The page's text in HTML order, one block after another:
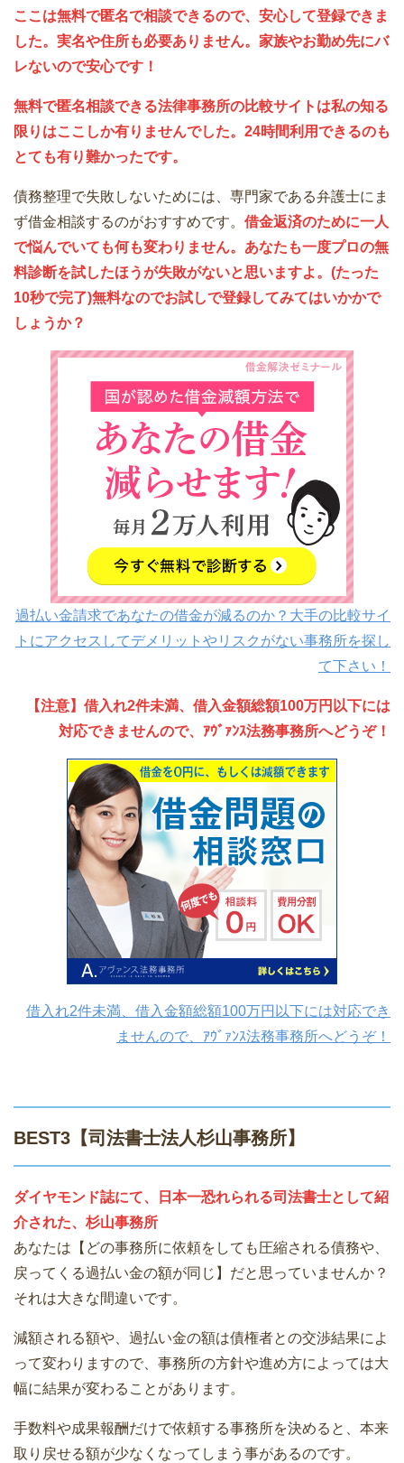
ここは無料で匿名で相談できるので、安心して登録できま
した。実名や住所も必要ありません。家族やお勤め先にバ
レないので安心です！
無料で匿名相談できる法律事務所の比較サイトは私の知る
限りはここしか有りませんでした。24時間利用できるのも
とても有り難かったです。
債務整理で失敗しないためには、専門家である弁護士にま
ず借金相談するのがおすすめです。 借金返済のために一人
で悩んでいても何も変わりません。あなたも一度プロの無
料診断を試したほうが失敗がないと思いますよ。(たった
10秒で完了)無料なのでお試しで登録してみてはいかかで
しょうか？
過払い金請求であなたの借金が減るのか？大手の比較サイ
トにアクセスしてデメリットやリスクがない事務所を探し
て下さい！
【注意】借入れ2件未満、借入金額総額100万円以下には
対応できませんので、ｱｳﾞｧﾝｽ法務事務所へどうぞ！
借入れ2件未満、借入金額総額100万円以下には対応でき
ませんので、ｱｳﾞｧﾝｽ法務事務所へどうぞ！
BEST3【司法書士法人杉山事務所】
ダイヤモンド誌にて、日本一恐れられる司法書士として紹
介された、杉山事務所
あなたは【どの事務所に依頼をしても圧縮される債務や、
戻ってくる過払い金の額が同じ】だと思っていませんか？
それは大きな間違いです。
減額される額や、過払い金の額は債権者との交渉結果によ
って変わりますので、事務所の方針や進め方によっては大
幅に結果が変わることがあります。
手数料や成果報酬だけで依頼する事務所を決めると、本来
取り戻せる額が少なくなってしまう事があるのです。